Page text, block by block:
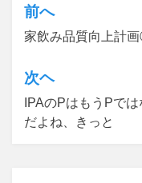
o
o
n
投
稿
ナ
ビ
ゲ
前へ
家飲み品質向上計
次ヘ
IPAのPはもうPで
だよね、きっと